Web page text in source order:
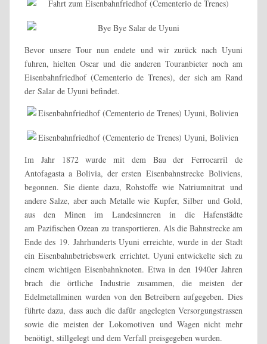
Bevor unsere Tour nun endete und wir zurück nach Uyuni
fuhren, hielten Oscar und die anderen Touranbieter noch am
Eisenbahnfriedhof (Cementerio de Trenes), der sich am Rand
der Salar de Uyuni befindet.
Im Jahr 1872 wurde mit dem Bau der Ferrocarril de
Antofagasta a Bolivia, der ersten Eisenbahnstrecke Boliviens,
begonnen. Sie diente dazu, Rohstoffe wie Natriumnitrat und
andere Salze, aber auch Metalle wie Kupfer, Silber und Gold,
aus den Minen im Landesinneren in die Hafenstädte
am Pazifischen Ozean zu transportieren. Als die Bahnstrecke am
Ende des 19. Jahrhunderts Uyuni erreichte, wurde in der Stadt
ein Eisenbahnbetriebswerk errichtet. Uyuni entwickelte sich zu
einem wichtigen Eisenbahnknoten. Etwa in den 1940er Jahren
brach die örtliche Industrie zusammen, die meisten der
Edelmetallminen wurden von den Betreibern aufgegeben. Dies
führte dazu, dass auch die dafür angelegten Versorgungstrassen
sowie die meisten der Lokomotiven und Wagen nicht mehr
benötigt, stillgelegt und dem Verfall preisgegeben wurden.